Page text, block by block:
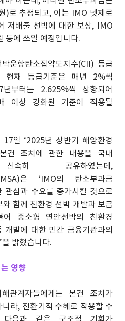
)로 추정되고, 이는 IMO 넷제로
저배출 선박에 대한 보상, IMO
등에 쓰일 예정입니다.
운항탄소집약도지수(CII) 등급
현재 등급기준은 매년 2%씩
부터는 2.625%씩 상향되어
이상 강화된 기준이 적용될
일 ‘2025년 상반기 해양환경
건 조치에 관한 내용을 국내
속히 공유하였는데,
은 ‘IMO의 탄소부과금
관심과 수요를 증가시킬 것으로
와 함께 친환경 선박 개발과 보급
중소형 연안선박의 친환경
개발에 대한 민간 금융기관과의
밝혔습니다.
영향
관계자들에게는 본건 조치가
라, 전환기적 수혜로 작용할 수
다음과 같은 구조적 기회가